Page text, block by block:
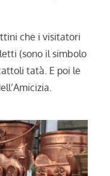
che i visitatori
(sono il simbolo
tatà. E poi le